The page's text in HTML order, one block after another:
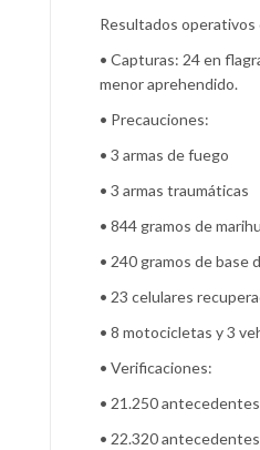
Resultados operativos
• Capturas: 24 en
menor aprehendido.
• Precauciones:
• 3 armas de fuego
• 3 armas traumáticas
• 844 gramos de
• 240 gramos de base
• 23 celulares
• 8 motocicletas y 3
• Verificaciones:
• 21.250
• 22.320